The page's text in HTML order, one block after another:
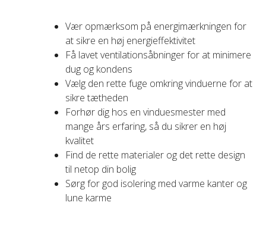
Vær opmærksom på energimærkningen for
at sikre en høj energieffektivitet
Få lavet ventilationsåbninger for at minimere
dug og kondens
Vælg den rette fuge omkring vinduerne for at
sikre tætheden
Forhør dig hos en vinduesmester med
mange års erfaring, så du sikrer en høj
kvalitet
Find de rette materialer og det rette design
til netop din bolig
Sørg for god isolering med varme kanter og
lune karme